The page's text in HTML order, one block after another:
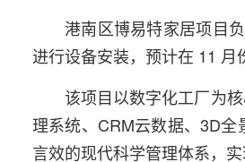
港南区博易特家居项目
进行设备安装，预计在 11 月
该项目以数字化工厂为
理系统、CRM云数据、3D
言效的现代科学管理体系，